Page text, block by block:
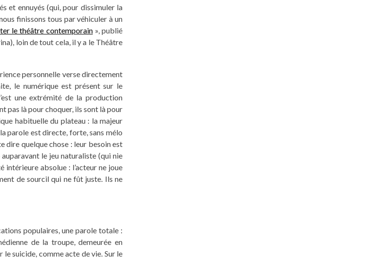
et ennuyés (qui, pour dissimuler la
finissons tous par véhiculer à un
le théâtre contemporain», publié
loin de tout cela, il y a le Théâtre
personnelle verse directement
le numérique est présent sur le
une extrémité de la production
pas là pour choquer, ils sont là pour
habituelle du plateau : la majeur
parole est directe, forte, sans mélo
dire quelque chose : leur besoin est
le jeu naturaliste (qui nie
absolue : l’acteur ne joue
de sourcil qui ne fût juste. Ils ne
populaires, une parole totale :
de la troupe, demeurée en
le suicide, comme acte de vie. Sur le